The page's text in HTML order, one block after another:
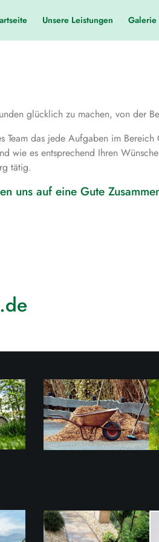
Unsere Leistungen Galerie
glücklich zu machen, von der
Team das jede Aufgaben im
wie es entsprechend Ihren
tätig.
uns auf eine Gute